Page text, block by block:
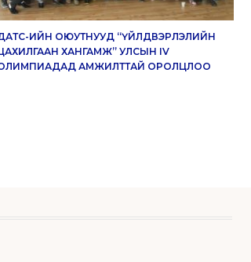
ИЙН ОЮУТНУУД “ҮЙЛДВЭРЛЭЛИЙН
ХАНГАМЖ” УЛСЫН IV
АМЖИЛТТАЙ ОРОЛЦЛОО